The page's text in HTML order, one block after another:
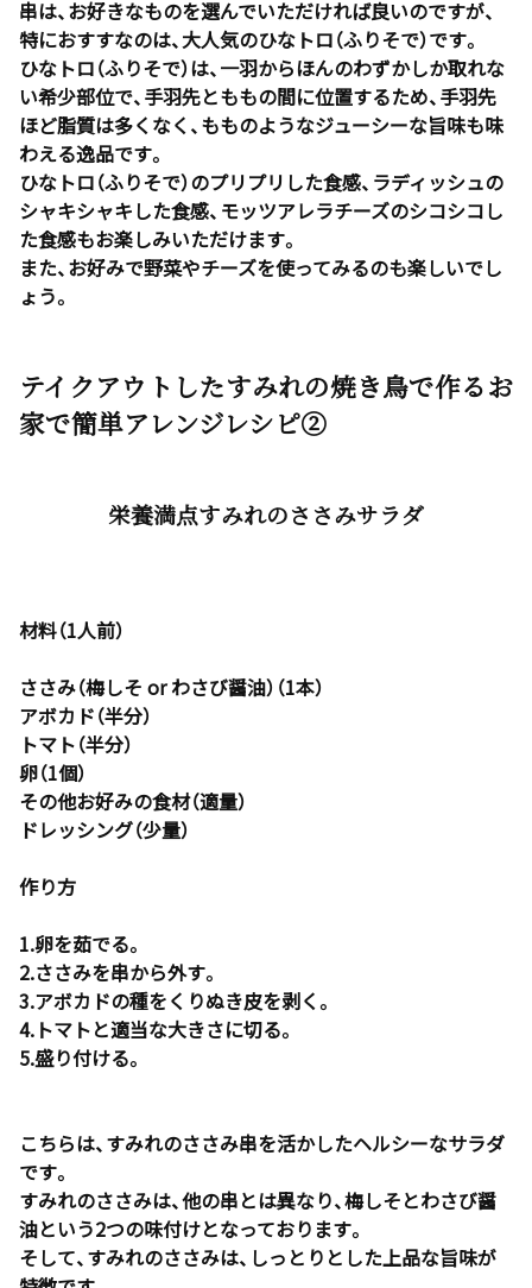
串は、お好きなものを選んでいただければ良いのですが、
特におすすなのは、大人気のひなトロ（ふりそで）です。
ひなトロ（ふりそで）は、一羽からほんのわずかしか取れな
い希少部位で、手羽先とももの間に位置するため、手羽先
ほど脂質は多くなく、もものようなジューシーな旨味も味
わえる逸品です。
ひなトロ（ふりそで）のプリプリした食感、ラディッシュの
シャキシャキした食感、モッツアレラチーズのシコシコし
た食感もお楽しみいただけます。
また、お好みで野菜やチーズを使ってみるのも楽しいでし
ょう。
テイクアウトしたすみれの焼き鳥で作るお
家で簡単アレンジレシピ②
栄養満点すみれのささみサラダ
材料（1人前）
ささみ（梅しそ or わさび醤油）（1本）
アボカド（半分）
トマト（半分）
卵（1個）
その他お好みの食材（適量）
ドレッシング（少量）
作り方
1.卵を茹でる。
2.ささみを串から外す。
3.アボカドの種をくりぬき皮を剥く。
4.トマトと適当な大きさに切る。
5.盛り付ける。
こちらは、すみれのささみ串を活かしたヘルシーなサラダ
です。
すみれのささみは、他の串とは異なり、梅しそとわさび醤
油という2つの味付けとなっております。
そして、すみれのささみは、しっとりとした上品な旨味が